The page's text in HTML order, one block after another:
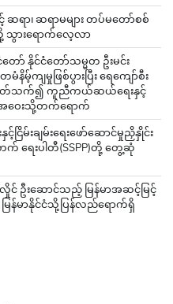
င့် ဆရာ၊ ဆရာမများ တပ်မတော်စစ်
သွားရောက်လေ့လာ
ော် နိုင်ငံတော်သမ္မတ ဦးမင်း
မ့်ကျမှုဖြစ်ပွားပြီး ရေကျော်စီး
နှင့်ပတ်သက်၍ ကူညီကယ်ဆယ်ရေးနှင့်
ဝေးသို့တက်ရောက်
ြိမ်းချမ်းရေးဖော်ဆောင်မှုညှိနှိုင်း
က် ရေးပါတီ(SSPP)တို့ တွေ့ဆုံ
င် ဦးဆောင်သည့် မြန်မာအဆင့်မြင့်
န်မာနိုင်ငံသို့ပြန်လည်ရောက်ရှိ